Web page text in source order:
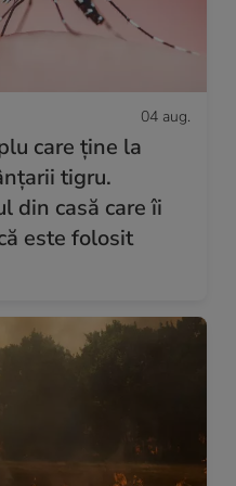
04 aug.
care ține la
tigru.
din casă care îi
este folosit